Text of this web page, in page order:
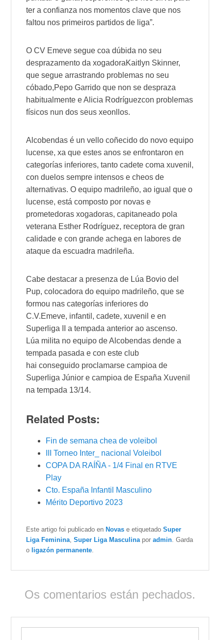
ter a confianza nos momentos clave que nos
faltou nos primeiros partidos de liga”.
O CV Emeve segue coa dúbida no seu
desprazamento da xogadoraKaitlyn Skinner,
que segue arrastrando problemas no seu
cóbado,Pepo Garrido que non se despraza
habitualmente eAlicia Rodríguezcon problemas
físicos nun dos seus xeonllos.
Alcobendas é un vello coñecido do novo equipo
lucense, xa que estes anos se enfrontaron en
categorías inferiores, tanto cadete coma xuvenil,
con duelos sempre intensos e cheos de
alternativas. O equipo madrileño, ao igual que o
lucense, está composto por novas e
prometedoras xogadoras, capitaneado pola
veterana Esther Rodríguez, receptora de gran
calidade e con grande achega en labores de
ataque da escuadra madrileña.
Cabe destacar a presenza de Lúa Bovio del
Pup, colocadora do equipo madrileño, que se
formou nas categorías inferiores do
C.V.Emeve, infantil, cadete, xuvenil e en
Superliga II a tempada anterior ao ascenso.
Lúa milita no equipo deAlcobendas dende a
tempada pasada e con este club
hai conseguido proclamarse campioa de
Superliga Júnior e campioa de España Xuvenil
na tempada 13/14.
Related Posts:
Fin de semana chea de voleibol
III Torneo Inter_ nacional Voleibol
COPA DA RAÍÑA - 1/4 Final en RTVE
Play
Cto. España Infantil Masculino
Mérito Deportivo 2023
Este artigo foi publicado en Novas e etiquetadoSuper
Liga Feminina ,Super Liga Masculina poradmin . Garda
o ligazón permanente
Os comentarios están pechados.